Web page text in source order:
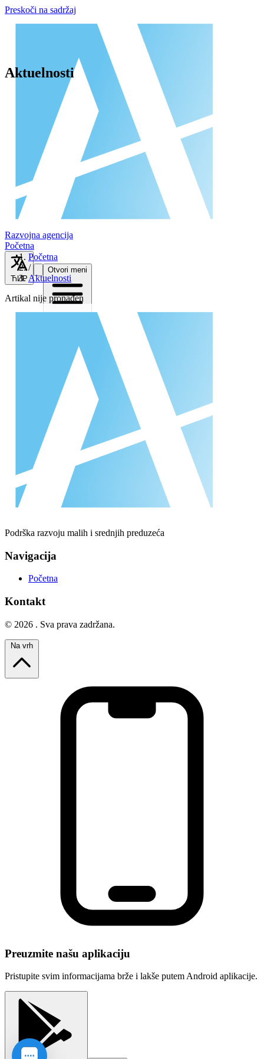
Preskoči na sadržaj
Razvojna agencija
Početna
ЋИР
Otvori meni
Aktuelnosti
Početna
/
Aktuelnosti
Artikal nije pronađen
Podrška razvoju malih i srednjih preduzeća
Navigacija
Početna
Kontakt
© 2026 . Sva prava zadržana.
Preuzmite našu aplikaciju
Pristupite svim informacijama brže i lakše putem Android aplikacije.